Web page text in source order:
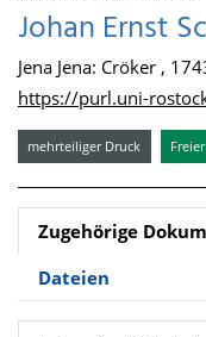
Johan Ernst
Jena Jena: Cröker ,
https://purl.uni-
mehrteiliger Druck Freier
Zugehörige
Dateien